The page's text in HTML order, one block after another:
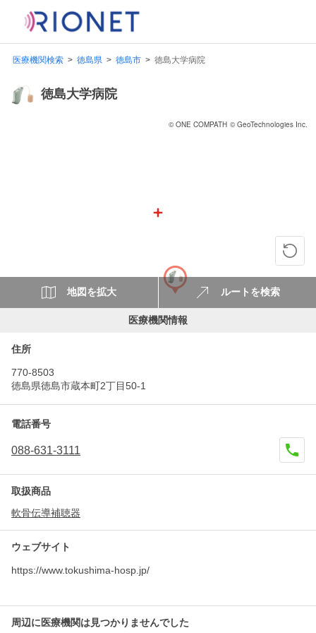
医療機関検索 徳島県 徳島市 徳島大学病院
徳島大学病院
© ONE COMPATH © GeoTechnologies Inc.
地図を拡大 ルートを検索
医療機関情報
住所
770-8503
徳島県徳島市蔵本町2丁目50-1
電話番号
088-631-3111
取扱商品
軟骨伝導補聴器
ウェブサイト
https://www.tokushima-hosp.jp/
周辺に医療機関は見つかりませんでした